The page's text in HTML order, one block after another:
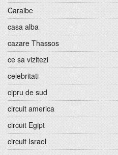
Caraibe
casa alba
cazare Thassos
ce sa vizitezi
celebritati
cipru de sud
circuit america
circuit Egipt
circuit Israel